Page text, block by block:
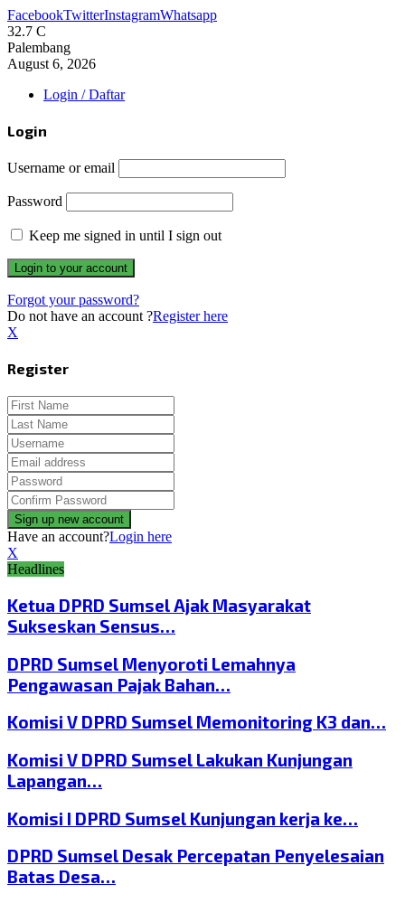
FacebookTwitterInstagramWhatsapp
32.7 C
Palembang
August 6, 2026
Login / Daftar
Login
Username or email
Password
Keep me signed in until I sign out
Forgot your password?
Do not have an account ?Register here
X
Register
Have an account?Login here
X
Headlines
Ketua DPRD Sumsel Ajak Masyarakat
Sukseskan Sensus…
DPRD Sumsel Menyoroti Lemahnya
Pengawasan Pajak Bahan…
Komisi V DPRD Sumsel Memonitoring K3 dan…
Komisi V DPRD Sumsel Lakukan Kunjungan
Lapangan…
Komisi I DPRD Sumsel Kunjungan kerja ke…
DPRD Sumsel Desak Percepatan Penyelesaian
Batas Desa…